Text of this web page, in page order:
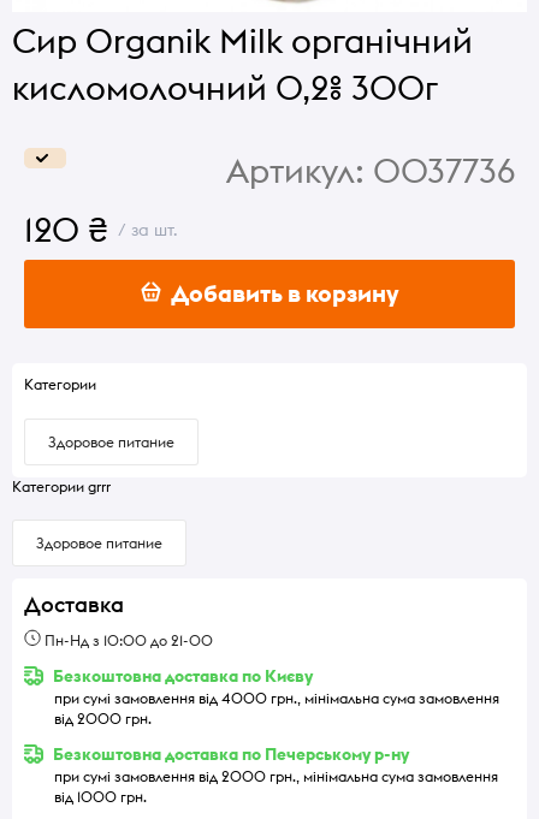
Сир Organik Milk органічний
кисломолочний 0,2% 300г
Артикул: 0037736
120 ₴ / за шт.
Добавить в корзину
Категории
Здоровое питание
Категории grrr
Здоровое питание
Доставка
Пн-Нд з 10:00 до 21-00
Безкоштовна доставка по Києву
при сумі замовлення від 4000 грн., мінімальна сума замовлення
від 2000 грн.
Безкоштовна доставка по Печерському р-ну
при сумі замовлення від 2000 грн., мінімальна сума замовлення
від 1000 грн.